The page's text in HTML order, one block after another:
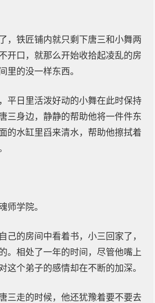
，铁匠铺内就只剩下唐三和小舞两
开口，就那么开始收拾起凌乱的房
里的没一样东西。
平日里活泼好动的小舞在此时保持
三身边，静静的帮助他将一件件东
的水缸里舀来清水，帮助他擦拭着
师学院。
己的房间中看着书，小三回家了，
。相处了一年的时间，尽管他嘴上
这个弟子的感情却在不断的加深。
三走的时候，他还犹豫着要不要去